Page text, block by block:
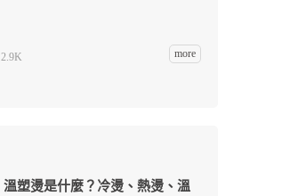
2.9K more
溫塑燙是什麼？冷燙、熱燙、溫